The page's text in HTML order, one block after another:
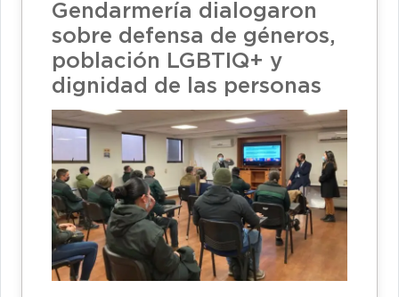
Gendarmería dialogaron
sobre defensa de géneros,
población LGBTIQ+ y
dignidad de las personas